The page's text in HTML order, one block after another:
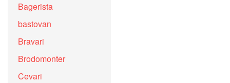
Bagerista
bastovan
Bravari
Brodomonter
Cevari